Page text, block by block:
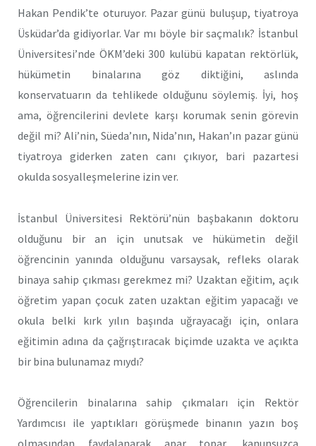
Hakan Pendik’te oturuyor. Pazar günü buluşup, tiyatroya
Üsküdar’da gidiyorlar. Var mı böyle bir saçmalık? İstanbul
Üniversitesi’nde ÖKM’deki 300 kulübü kapatan rektörlük,
hükümetin binalarına göz diktiğini, aslında
konservatuarın da tehlikede olduğunu söylemiş. İyi, hoş
ama, öğrencilerini devlete karşı korumak senin görevin
değil mi? Ali’nin, Süeda’nın, Nida’nın, Hakan’ın pazar günü
tiyatroya giderken zaten canı çıkıyor, bari pazartesi
okulda sosyalleşmelerine izin ver.
İstanbul Üniversitesi Rektörü’nün başbakanın doktoru
olduğunu bir an için unutsak ve hükümetin değil
öğrencinin yanında olduğunu varsaysak, refleks olarak
binaya sahip çıkması gerekmez mi? Uzaktan eğitim, açık
öğretim yapan çocuk zaten uzaktan eğitim yapacağı ve
okula belki kırk yılın başında uğrayacağı için, onlara
eğitimin adına da çağrıştıracak biçimde uzakta ve açıkta
bir bina bulunamaz mıydı?
Öğrencilerin binalarına sahip çıkmaları için Rektör
Yardımcısı ile yaptıkları görüşmede binanın yazın boş